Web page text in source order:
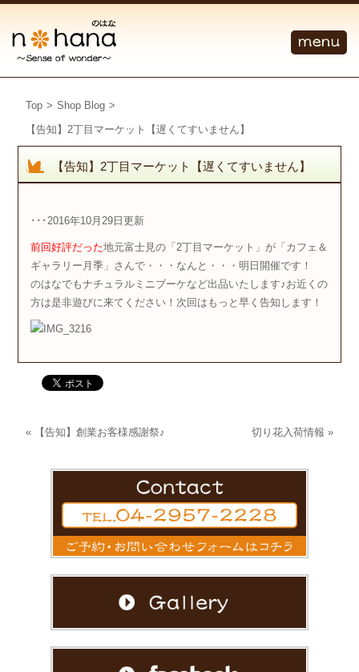
Top > Shop Blog >
【告知】2丁目マーケット【遅くてすいません】
【告知】2丁目マーケット【遅くてすいません】
･･･2016年10月29日更新
前回好評だった地元富士見の「2丁目マーケット」が「カフェ＆
ギャラリー月季」さんで・・・なんと・・・明日開催です！
のはなでもナチュラルミニブーケなど出品いたします♪お近くの
方は是非遊びに来てください！次回はもっと早く告知します！
« 【告知】創業お客様感謝祭♪ 切り花入荷情報 »